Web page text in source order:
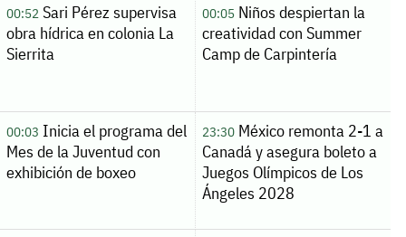
00:52Sari Pérez supervisa
obra hídrica en colonia La
Sierrita
00:05Niños despiertan la
creatividad con Summer
Camp de Carpintería
00:03 Inicia el programa del
Mes de la Juventud con
exhibición de boxeo
23:30México remonta 2-1 a
Canadá y asegura boleto a
Juegos Olímpicos de Los
Ángeles 2028